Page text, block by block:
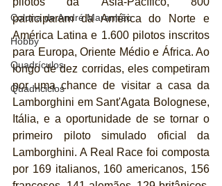
Coluna de André Maranhão
Hobby
Quadrículos
Quadriciclos
participaram da América do Norte e
América Latina e 1.600 pilotos inscritos
para Europa, Oriente Médio e África. Ao
longo de dez corridas, eles competiram
por uma chance de visitar a casa da
Lamborghini em Sant'Agata Bolognese,
Itália, e a oportunidade de se tornar o
primeiro piloto simulado oficial da
Lamborghini. A Real Race foi composta
por 169 italianos, 160 americanos, 156